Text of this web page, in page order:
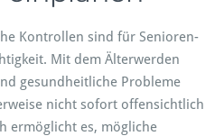
Kontrollen sind für Senioren-
Mit dem Älterwerden
gesundheitliche Probleme
nicht sofort offensichtlich
ermöglicht es, mögliche